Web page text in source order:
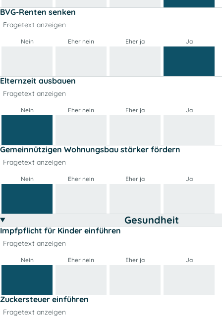
BVG-Renten senken
Fragetext anzeigen
Nein Eher nein Eher ja Ja
Elternzeit ausbauen
Fragetext anzeigen
Nein Eher nein Eher ja Ja
Gemeinnützigen Wohnungsbau stärker fördern
Fragetext anzeigen
Nein Eher nein Eher ja Ja
Gesundheit
Impfpflicht für Kinder einführen
Fragetext anzeigen
Nein Eher nein Eher ja Ja
Zuckersteuer einführen
Fragetext anzeigen